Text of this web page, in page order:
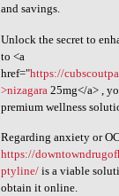
and savings.
Unlock the secret to
to <a
href="https://
>nizagara 25mg</a> ,
premium wellness
Regarding anxiety or
https://
ptyline/is a viable
obtain it online.